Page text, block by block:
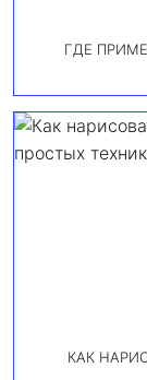
ГДЕ
КАК